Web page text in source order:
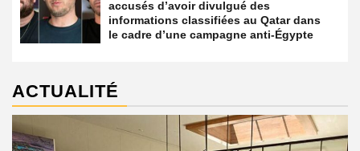
accusés d’avoir divulgué des
informations classifiées au Qatar dans
le cadre d’une campagne anti-Égypte
ACTUALITÉ